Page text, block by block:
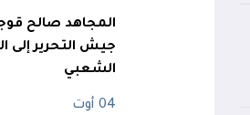
المجاهد صالح
جيش التحرير إلى
الشعبي
04 أوت